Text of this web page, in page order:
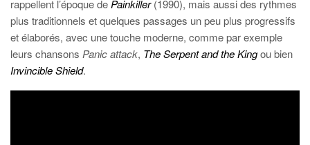
rappellent l’époque de Painkiller (1990), mais aussi des rythmes
plus traditionnels et quelques passages un peu plus progressifs
et élaborés, avec une touche moderne, comme par exemple
leurs chansons Panic attack, The Serpent and the Kingou bien
Invincible Shield.